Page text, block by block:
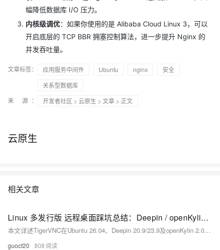
幅降低数据库 I/O 压力。
内核级调优：如果你使用的是 Alibaba Cloud Linux 3，可以
开启底层的 TCP BBR 拥塞控制算法，进一步提升 Nginx 的
并发吞吐量。
文章标签： 应用服务中间件 Ubuntu nginx
安全
关系型数据库
来 源：
开发者社区 > 云原生 > 文章 > 正文
云原生
相关文章
Linux 多发行版 远程桌面踩坑总结：Deepin / openKylin / Ubuntu 实战记录
本文详述TigerVNC在Ubuntu 26.04、Deepin 20.9/23.9及openKylin 2.0 SP2四大发行版的适配实践，重点解决Wayland/X11冲突、DBus、输入法、DDE兼容等痛点，最终推荐「deepin」为最稳定方案。（239字）
guocf20 808